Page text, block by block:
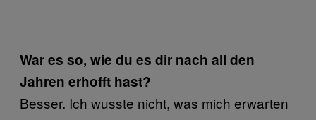
War es so, wie du es dir nach all den
Jahren erhofft hast?
Besser. Ich wusste nicht, was mich erwarten